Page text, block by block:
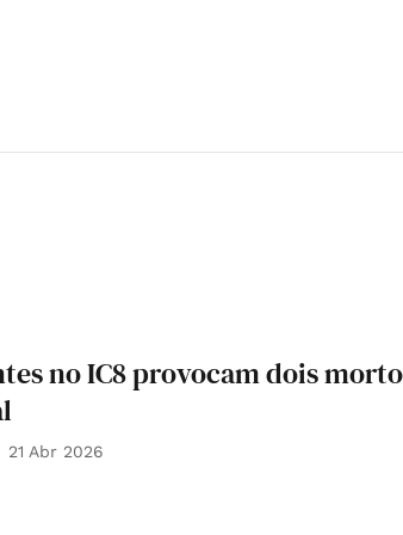
no IC8 provocam dois
21 Abr 2026